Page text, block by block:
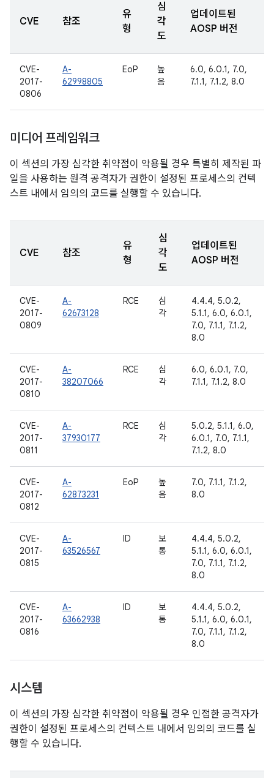
CVE 참조
유
형
심
각
도
업데이트된
AOSP 버전
CVE-
2017-
0806
A-
62998805
EoP
높
음
6.0, 6.0.1, 7.0,
7.1.1, 7.1.2, 8.0
미디어 프레임워크
이 섹션의 가장 심각한 취약점이 악용될 경우 특별히 제작된 파
일을 사용하는 원격 공격자가 권한이 설정된 프로세스의 컨텍
스트 내에서 임의의 코드를 실행할 수 있습니다.
CVE 참조
유
형
심
각
도
업데이트된
AOSP 버전
CVE-
2017-
0809
A-
62673128
RCE
심
각
4.4.4, 5.0.2,
5.1.1, 6.0, 6.0.1,
7.0, 7.1.1, 7.1.2,
8.0
CVE-
2017-
0810
A-
38207066
RCE
심
각
6.0, 6.0.1, 7.0,
7.1.1, 7.1.2, 8.0
CVE-
2017-
0811
A-
37930177
RCE
심
각
5.0.2, 5.1.1, 6.0,
6.0.1, 7.0, 7.1.1,
7.1.2, 8.0
CVE-
2017-
0812
A-
62873231
EoP
높
음
7.0, 7.1.1, 7.1.2,
8.0
CVE-
2017-
0815
A-
63526567
ID
보
통
4.4.4, 5.0.2,
5.1.1, 6.0, 6.0.1,
7.0, 7.1.1, 7.1.2,
8.0
CVE-
2017-
0816
A-
63662938
ID
보
통
4.4.4, 5.0.2,
5.1.1, 6.0, 6.0.1,
7.0, 7.1.1, 7.1.2,
8.0
시스템
이 섹션의 가장 심각한 취약점이 악용될 경우 인접한 공격자가
권한이 설정된 프로세스의 컨텍스트 내에서 임의의 코드를 실
행할 수 있습니다.